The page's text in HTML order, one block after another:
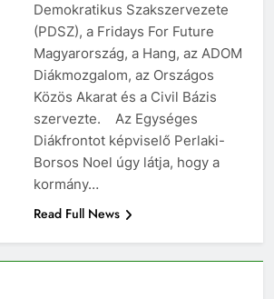
Demokratikus Szakszervezete
(PDSZ), a Fridays For Future
Magyarország, a Hang, az ADOM
Diákmozgalom, az Országos
Közös Akarat és a Civil Bázis
szervezte. Az Egységes
Diákfrontot képviselő Perlaki-
Borsos Noel úgy látja, hogy a
kormány…
Read Full News